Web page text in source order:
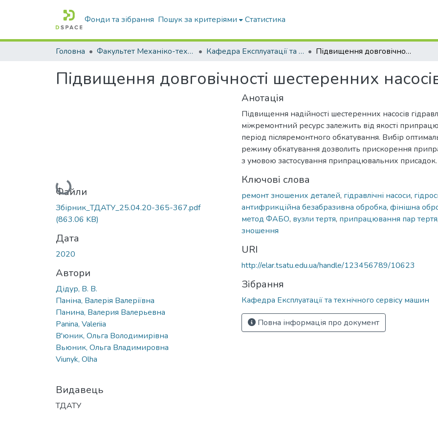
Фонди та зібрання Пошук за критеріями Статистика
Головна Факультет Механіко-технологічний Кафедра Експлуатації та технічного сервісу машин Підвищення довговічності шестеренних насосів
Підвищення довговічності шестеренних
Вантажиться...
Файли
Збірник_ТДАТУ_25.04.20-365-367.pdf
(863.06 KB)
Дата
2020
Автори
Дідур, В. В.
Паніна, Валерія Валеріївна
Панина, Валерия Валерьевна
Panina, Valeriia
В'юник, Ольга Володимирівна
Вьюник, Ольга Владимировна
Viunyk, Olha
Видавець
ТДАТУ
Анотація
Підвищення надійності шестеренних насосів
міжремонтний ресурс залежить від якості
період післяремонтного обкатування. Вибір
режиму обкатування дозволить прискорення
з умовою застосування припрацювальних присадок.
Ключові слова
ремонт зношених деталей, гідравлічні насоси,
антифрикційна безабразивна обробка, фінішна
метод ФАБО, вузли тертя, припрацювання пар тертя,
зношення
URI
http://elar.tsatu.edu.ua/handle/123456789/10623
Зібрання
Кафедра Експлуатації та технічного сервісу машин
Повна інформація про документ